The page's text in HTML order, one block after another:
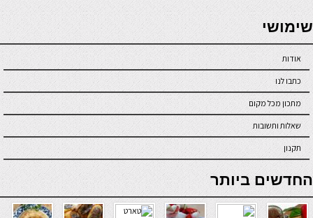
seriöse online casinos österreich
שימושי
אודות
כתבו לנו
מתכון מכל מקום
שאלות ותשובות
תקנון
online casino
החדשים ביותר